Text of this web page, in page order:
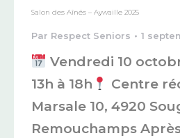
Salon des Aînés – Aywaille 2025
Par Respect Seniors 1
Vendredi 10
13h à 18h
Centre
Marsale 10, 4920
Remouchamps